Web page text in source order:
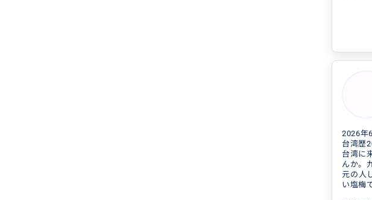
2026年
台湾歴
台湾に
んか。
元の人
い塩梅